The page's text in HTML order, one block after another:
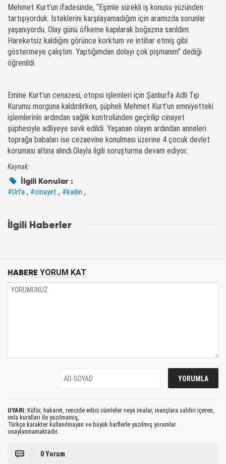
Mehmet Kurt’un ifadesinde, “Eşimle sürekli iş konusu yüzünden
tartışıyorduk. İsteklerini karşılayamadığım için aramızda sorunlar
yaşanıyordu. Olay günü öfkeme kapılarak boğazına sarıldım.
Hareketsiz kaldığını görünce korktum ve intihar etmiş gibi
göstermeye çalıştım. Yaptığımdan dolayı çok pişmanım” dediği
öğrenildi.
Emine Kurt’un cenazesi, otopsi işlemleri için Şanlıurfa Adli Tıp
Kurumu morguna kaldırılırken, şüpheli Mehmet Kurt’un emniyetteki
işlemlerinin ardından sağlık kontrolünden geçirilip cinayet
şüphesiyle adliyeye sevk edildi. Yaşanan olayın ardından anneleri
toprağa babaları ise cezaevine konulması üzerine 4 çocuk devlet
koruması altına alındı.Olayla ilgili soruşturma devam ediyor.
Kaynak:
İlgili Konular :
#Urfa , #cinayet , #kadın ,
İlgili Haberler
HABERE YORUM KAT
UYARI: Küfür, hakaret, rencide edici cümleler veya imalar, inançlara saldırı içeren,
imla kuralları ile yazılmamış,
Türkçe karakter kullanılmayan ve büyük harflerle yazılmış yorumlar
onaylanmamaktadır.
0 Yorum